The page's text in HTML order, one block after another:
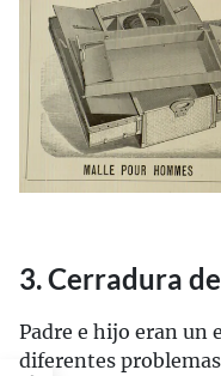
3. Cerradura
Padre e hijo eran un
diferentes